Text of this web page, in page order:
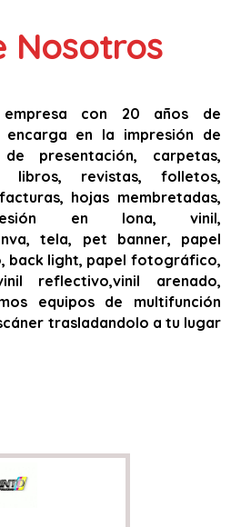
Nosotros
con 20 años de
encarga en la impresión de
presentación, carpetas,
libros, revistas, folletos,
hojas membretadas,
en lona, vinil,
tela, pet banner, papel
back light, papel fotográfico,
reflectivo,vinil arenado,
equipos de multifunción
trasladandolo a tu lugar